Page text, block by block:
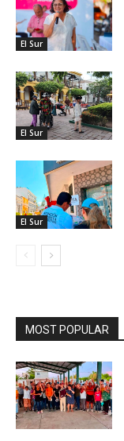
El Sur
El Sur
El Sur
MOST POPULAR